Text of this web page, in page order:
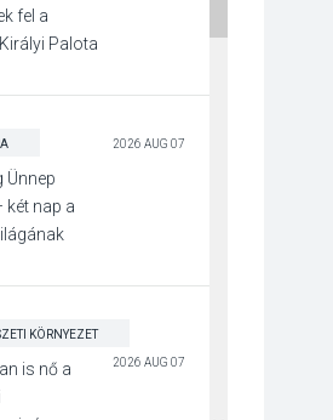
fel a
Palota
2026 AUG 07
Ünnep
két nap a
KÖRNYEZET
2026 AUG 07
is nő a